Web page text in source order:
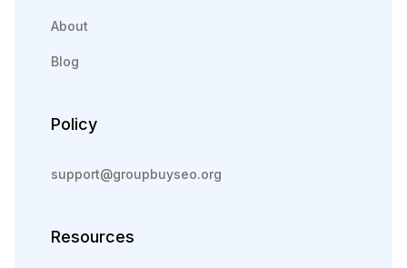
About
Blog
Policy
support@groupbuyseo.org
Resources